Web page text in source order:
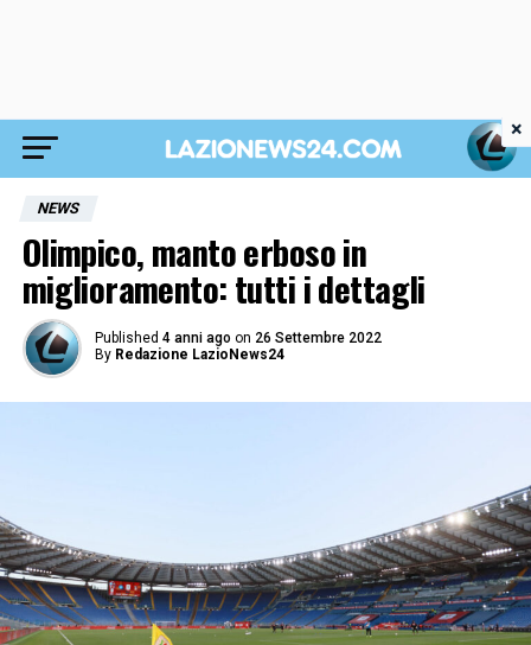
NEWS
Olimpico, manto erboso in
miglioramento: tutti i dettagli
Published 4 anni ago on 26 Settembre 2022
By Redazione LazioNews24
×